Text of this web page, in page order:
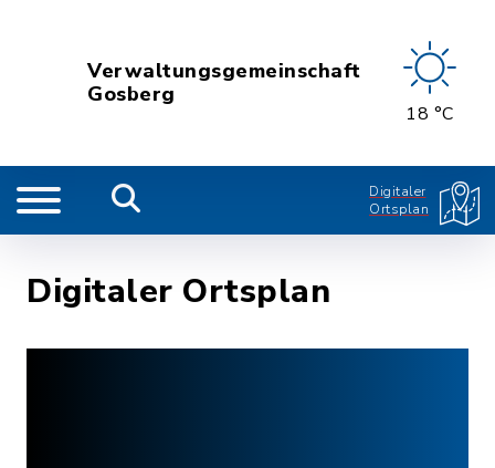
Verwaltungsgemeinschaft
Gosberg
18 °C
Digitaler
Ortsplan
Digitaler Ortsplan